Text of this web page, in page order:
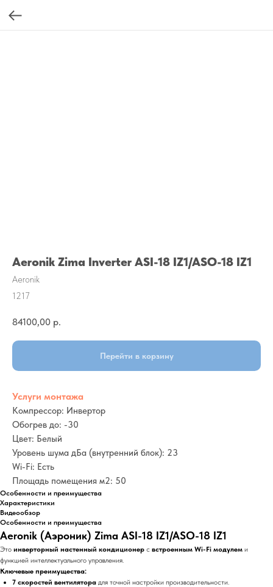
Aeronik Zima Inverter ASI-18 IZ1/ASO-18 IZ1
Aeronik
1217
84100,00 р.
Перейти в корзину
Услуги монтажа
Компрессор: Инвертор
Обогрев до: -30
Цвет: Белый
Уровень шума дБа (внутренний блок): 23
Wi-Fi: Есть
Площадь помещения м2: 50
Особенности и преимущества
Характеристики
Видеообзор
Особенности и преимущества
Aeronik (Аэроник) Zima ASI-18 IZ1/ASO-18 IZ1
Это инверторный настенный кондиционер с встроенным Wi-Fi модулем и
функцией интеллектуального управления.
Ключевые преимущества:
7 скоростей вентилятора для точной настройки производительности.